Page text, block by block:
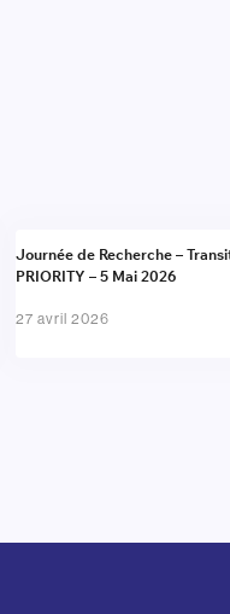
Actualité
Journée de Recherche –
PRIORITY – 5 Mai 2026
27 avril 2026